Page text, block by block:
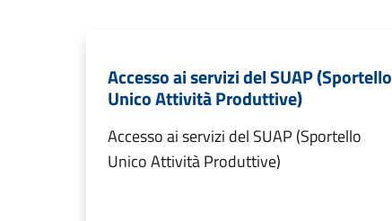
Accesso ai servizi del SUAP (Sportello
Unico Attività Produttive)
Accesso ai servizi del SUAP (Sportello
Unico Attività Produttive)